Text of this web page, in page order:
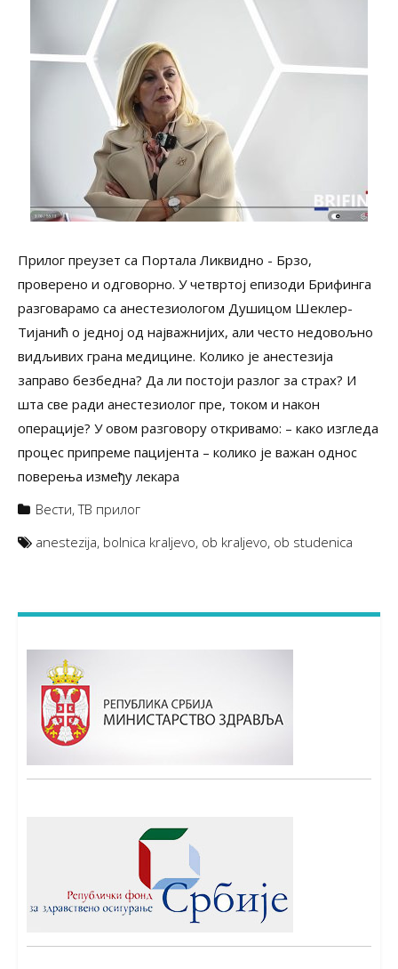
Прилог преузет са Портала Ликвидно - Брзо,
проверено и одговорно. У четвртој епизоди Брифинга
разговарамо са анестезиологом Душицом Шеклер-
Тијанић о једној од најважнијих, али често недовољно
видљивих грана медицине. Колико је анестезија
заправо безбедна? Да ли постоји разлог за страх? И
шта све ради анестезиолог пре, током и након
операције? У овом разговору откривамо: – како изгледа
процес припреме пацијента – колико је важан однос
поверења између лекара
Вести,ТВ прилог
anestezija, bolnica kraljevo, ob kraljevo, ob studenica